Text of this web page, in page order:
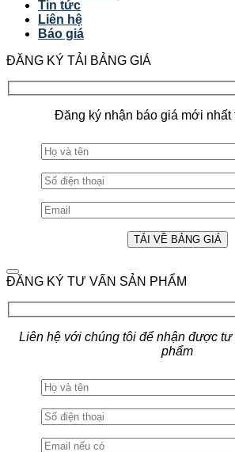
Tin tức
Liên hệ
Báo giá
ĐĂNG KÝ TẢI BẢNG GIÁ
Đăng ký nhận báo giá mới nhất
ĐĂNG KÝ TƯ VẤN SẢN PHẨM
Liên hệ với chúng tôi để nhận được tư
phẩm